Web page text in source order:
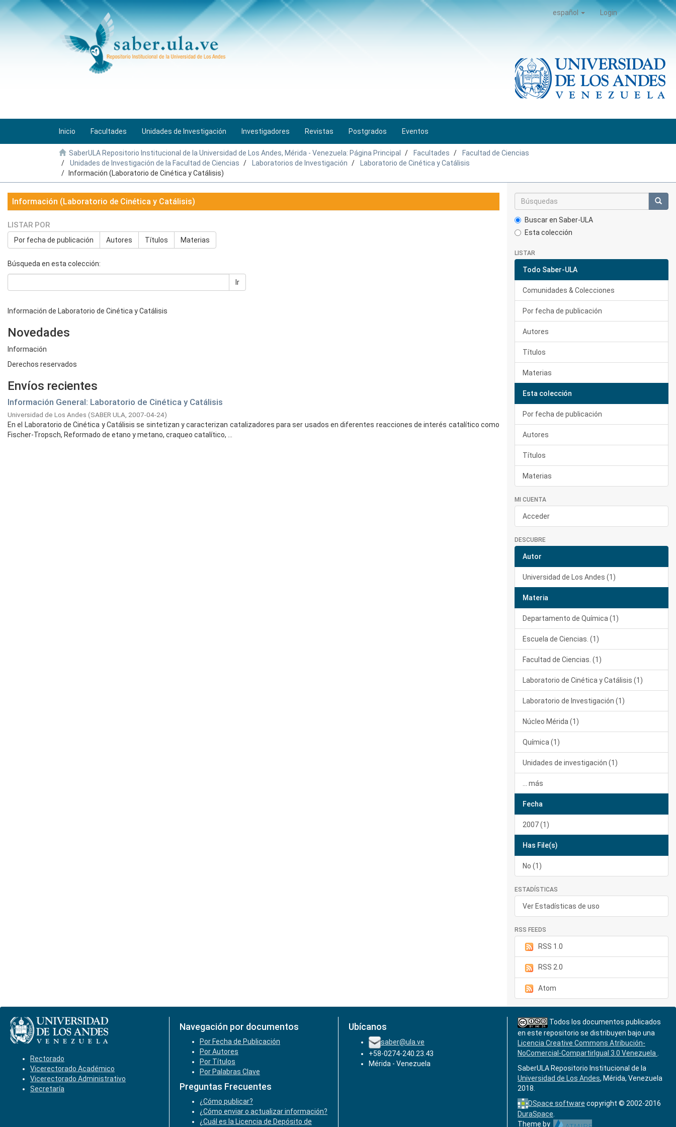
español Login
Inicio Facultades Unidades de Investigación Investigadores Revistas Postgrados Eventos
SaberULA Repositorio Institucional de la Universidad de Los Andes, Mérida - Venezuela: Página Principal Facultades
Facultad de Ciencias
Unidades de Investigación de la Facultad de Ciencias
Laboratorios de Investigación
Laboratorio de Cinética y Catálisis
Información (Laboratorio de Cinética y Catálisis)
Información (Laboratorio de Cinética y Catálisis)
LISTAR POR
Por fecha de publicación Autores Títulos Materias
Búsqueda en esta colección:
Ir
Información de Laboratorio de Cinética y Catálisis
Novedades
Información
Derechos reservados
Envíos recientes
Información General: Laboratorio de Cinética y Catálisis
Universidad de Los Andes (SABER ULA, 2007-04-24)
En el Laboratorio de Cinética y Catálisis se sintetizan y caracterizan catalizadores para ser usados en diferentes reacciones de interés catalítico como
Fischer-Tropsch, Reformado de etano y metano, craqueo catalítico, ...
Buscar en Saber-ULA
Esta colección
LISTAR
Todo Saber-ULA
Comunidades & Colecciones
Por fecha de publicación
Autores
Títulos
Materias
Esta colección
Por fecha de publicación
Autores
Títulos
Materias
MI CUENTA
Acceder
DESCUBRE
Autor
Universidad de Los Andes (1)
Materia
Departamento de Química (1)
Escuela de Ciencias. (1)
Facultad de Ciencias. (1)
Laboratorio de Cinética y Catálisis (1)
Laboratorio de Investigación (1)
Núcleo Mérida (1)
Química (1)
Unidades de investigación (1)
... más
Fecha
2007 (1)
Has File(s)
No (1)
ESTADÍSTICAS
Ver Estadísticas de uso
RSS FEEDS
RSS 1.0
RSS 2.0
Atom
Rectorado
Vicerectorado Académico
Vicerectorado Administrativo
Secretaría
Navegación por documentos
Por Fecha de Publicación
Por Autores
Por Títulos
Por Palabras Clave
Preguntas Frecuentes
¿Cómo publicar?
¿Cómo enviar o actualizar información?
¿Cuál es la Licencia de Depósito de
Ubícanos
saber@ula.ve
+58-0274-240.23.43
Mérida - Venezuela
Todos los documentos publicados
en este repositorio se distribuyen bajo una
Licencia Creative Commons Atribución-
NoComercial-CompartirIgual 3.0 Venezuela
SaberULA Repositorio Institucional de la
Universidad de Los Andes, Mérida, Venezuela
2018.
DSpace software copyright © 2002-2016
DuraSpace.
Theme by